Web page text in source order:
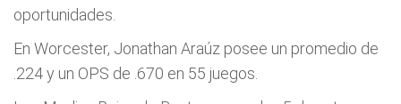
oportunidades.
En Worcester, Jonathan Araúz posee un promedio de
.224 y un OPS de .670 en 55 juegos.